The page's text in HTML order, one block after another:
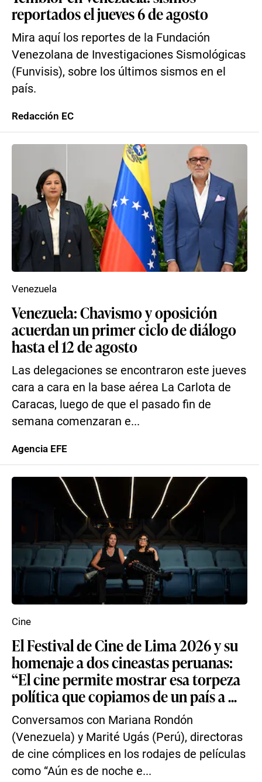
reportados el jueves 6 de agosto
Mira aquí los reportes de la Fundación
Venezolana de Investigaciones Sismológicas
(Funvisis), sobre los últimos sismos en el
país.
Redacción EC
Venezuela: Chavismo y oposición
acuerdan un primer ciclo de diálogo
hasta el 12 de agosto
Las delegaciones se encontraron este jueves
cara a cara en la base aérea La Carlota de
Caracas, luego de que el pasado fin de
semana comenzaran e...
Venezuela
Agencia EFE
El Festival de Cine de Lima 2026 y su
homenaje a dos cineastas peruanas:
“El cine permite mostrar esa torpeza
política que copiamos de un país a ...
Conversamos con Mariana Rondón
(Venezuela) y Marité Ugás (Perú), directoras
de cine cómplices en los rodajes de películas
como “Aún es de noche e...
Cine